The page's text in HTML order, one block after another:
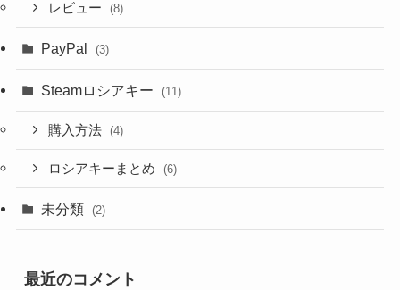
レビュー (8)
PayPal (3)
Steamロシアキー (11)
購入方法 (4)
ロシアキーまとめ (6)
未分類 (2)
最近のコメント